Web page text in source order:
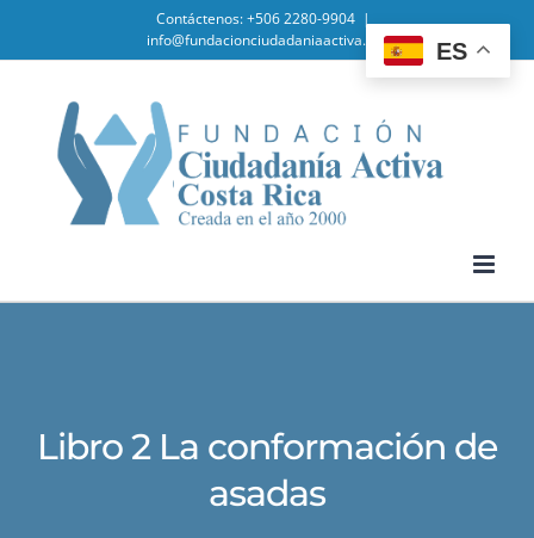
to
Contáctenos: +506 2280-9904 |
info@fundacionciudadaniaactiva.org
Libro 2 La conformación de
asadas
ES